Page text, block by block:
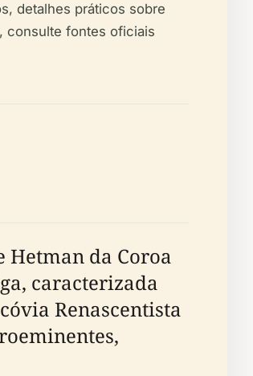
detalhes práticos sobre
consulte fontes oficiais
Hetman da Coroa
caracterizada
Renascentista